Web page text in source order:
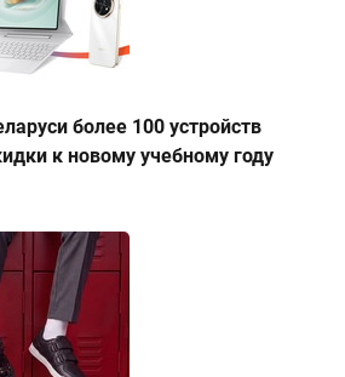
более 100 устройств
к новому учебному году